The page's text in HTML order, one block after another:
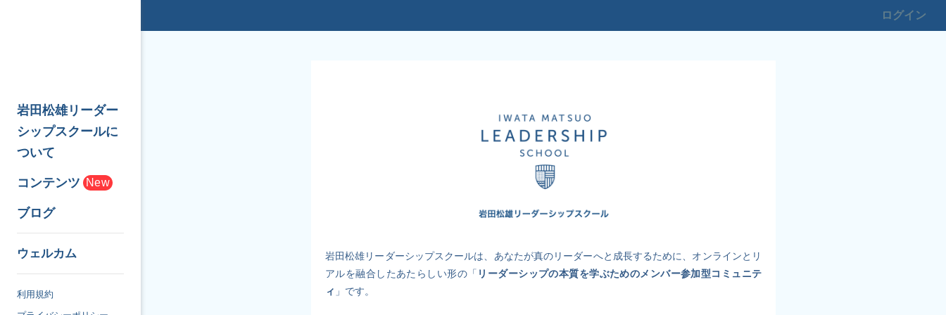
ログイン
岩田松雄リーダー
シップスクールに
ついて
コンテンツ New
ブログ
ウェルカム
利用規約
岩田松雄リーダーシップスクールは、あなたが真のリーダーへと成長するために、オンラインとリ
アルを融合したあたらしい形の「 リーダーシップの本質を学ぶためのメンバー参加型コミュニテ
ィ 」です。